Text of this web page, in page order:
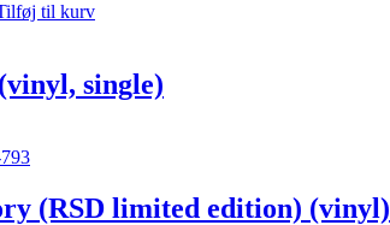
til kurv
single)
(RSD limited edition) (vinyl)